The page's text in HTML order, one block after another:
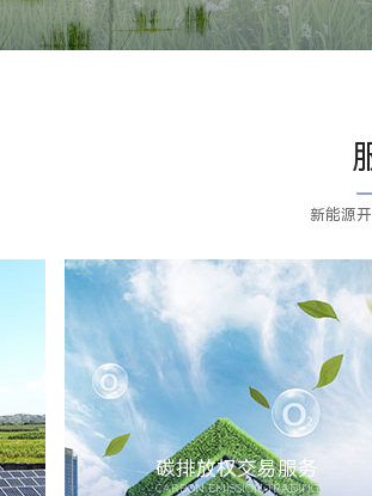
新能源
碳排放权交易服务
CARBON EMISSION TRADING